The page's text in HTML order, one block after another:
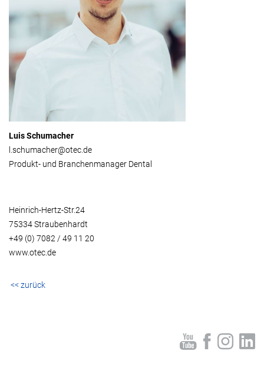
Luis Schumacher
l.schumacher@otec.de
Produkt- und Branchenmanager Dental
Heinrich-Hertz-Str.24
75334 Straubenhardt
+49 (0) 7082 / 49 11 20
www.otec.de
<< zurück